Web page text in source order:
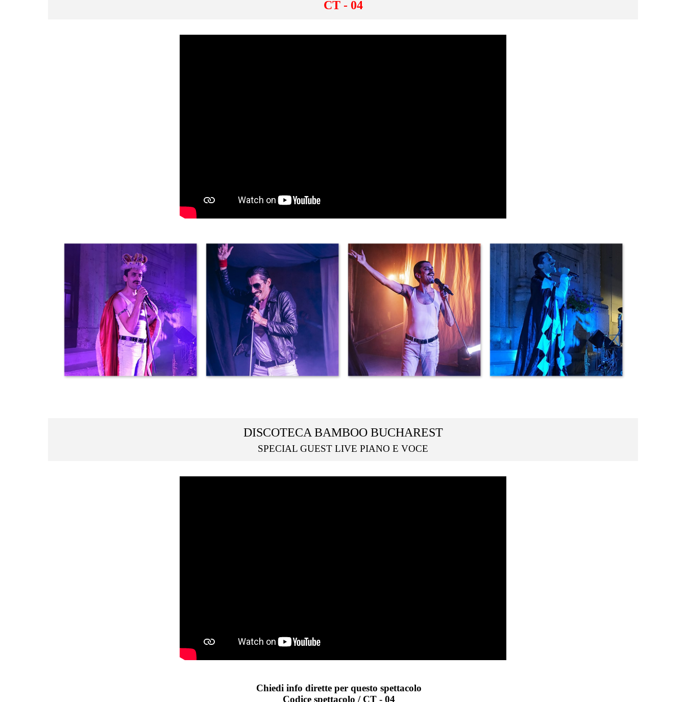
CT - 04
DISCOTECA BAMBOO BUCHAREST
SPECIAL GUEST LIVE PIANO E VOCE
Chiedi info dirette per questo spettacolo
Codice spettacolo / CT - 04